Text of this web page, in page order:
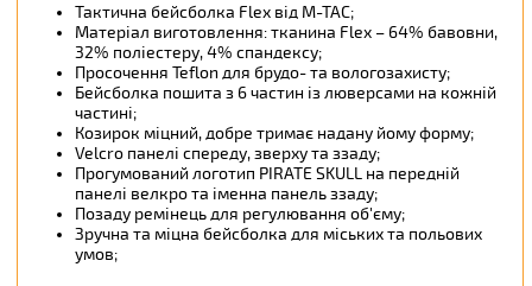
Тактична бейсболка Flex від М-ТАС;
Матеріал виготовлення: тканина Flex – 64% бавовни,
32% поліестеру, 4% спандексу;
Просочення Teflon для брудо- та вологозахисту;
Бейсболка пошита з 6 частин із люверсами на кожній
частині;
Козирок міцний, добре тримає надану йому форму;
Velcro панелі спереду, зверху та ззаду;
Прогумований логотип PIRATE SKULL на передній
панелі велкро та іменна панель ззаду;
Позаду ремінець для регулювання об'єму;
Зручна та міцна бейсболка для міських та польових
умов;